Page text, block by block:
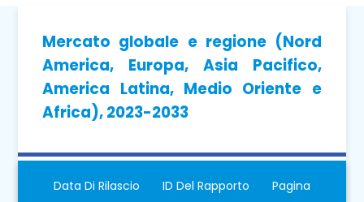
Mercato globale e regione (Nord
America, Europa, Asia Pacifico,
America Latina, Medio Oriente e
Africa), 2023-2033
Data Di Rilascio
ID Del Rapporto
Pagina